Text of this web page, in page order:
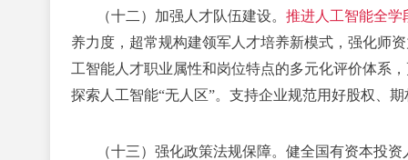
（十二）加强人才队伍建设。 推进人工智能全学
养力度，超常规构建领军人才培养新模式，强化师
工智能人才职业属性和岗位特点的多元化评价体系
探索人工智能“无人区”。支持企业规范用好股权、
（十三）强化政策法规保障。 健全国有资本投资